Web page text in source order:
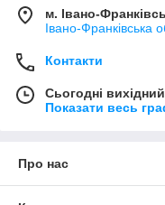
м. Івано-
Івано-Франківська
Контакти
Сьогодні вихідний
Показати весь
Про нас